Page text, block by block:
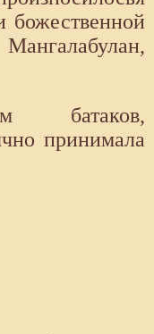
батаков,
принимала